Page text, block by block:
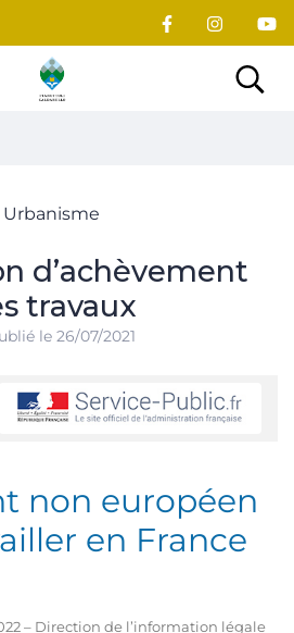
Site officiel du village
Urbanisme
d’achèvement
travaux
le 26/07/2021
non européen
en France
– Direction de l’information légale